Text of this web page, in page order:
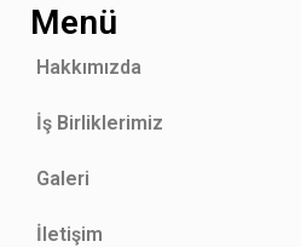
Menü
Hakkımızda
İş Birliklerimiz
Galeri
İletişim